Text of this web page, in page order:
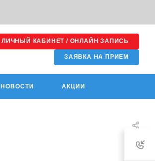
ЛИЧНЫЙ КАБИНЕТ / ОНЛАЙН ЗАПИСЬ
ЗАЯВКА НА ПРИЕМ
НОВОСТИ АКЦИИ